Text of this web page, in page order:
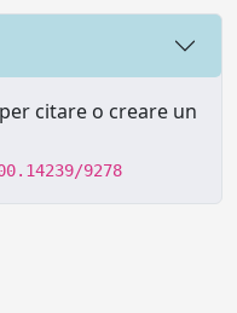
citare o creare un
9278